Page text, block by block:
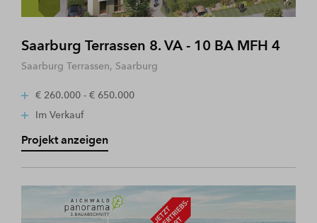
Saarburg Terrassen 8. VA - 10 BA MFH 4
Saarburg Terrassen, Saarburg
€ 260.000 - € 650.000
Im Verkauf
Projekt anzeigen